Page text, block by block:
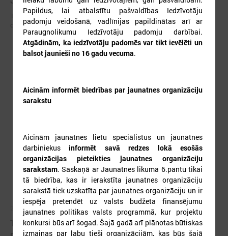
Tiek uzsākta jauna profesionālās pilnveides programma “Jaunatnes
darbinieka profesionālās kvalifikācijas pamati”
2026. gada 26. februāris
Turpmāk par jauniešiem Latvijā tiks uzskatītas
Papildus, lai atbalstītu pašvaldības Iedzīvotāju
padomju veidošanā, vadlīnijas papildinātas arī ar
Paraugnolikumu Iedzīvotāju padomju darbībai.
Atgādinām, ka iedzīvotāju padomēs var tikt ievēlēti un
balsot jaunieši no 16 gadu vecuma.
Aicinām informēt biedrības par jaunatnes organizāciju
sarakstu
Aicinām jaunatnes lietu speciālistus un jaunatnes
darbiniekusinformēt savā redzes lokā esošās
organizācijas pieteikties jaunatnes organizāciju
sarakstam. Saskaņā ar Jaunatnes likuma 6.pantu tikai
tā biedrība, kas ir ierakstīta jaunatnes organizāciju
sarakstā tiek uzskatīta par jaunatnes organizāciju un ir
iespēja pretendēt uz valsts budžeta finansējumu
jaunatnes politikas valsts programmā, kur projektu
konkursi būs arī šogad. Šajā gadā arī plānotas būtiskas
izmaiņas par labu tieši organizācijām, kas būs šajā